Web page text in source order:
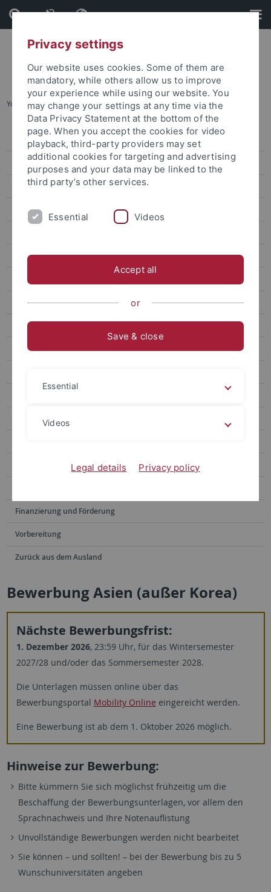
Skip
to
content
Skip
to
footer
You are here: Home ... Bewerbungsverfahren
Ways to go abroad
Internationaler Tag 2026
Erasmus+
Non-European Exchange
Latin America
Asia
Central Asia, the Caucasus and Israel
Erfahrungsberichte
Finanzierung und Förderung
Vorbereitung
Zurück aus dem Ausland
Bewerbung Asien (außer Korea)
Nächste Bewerbungsfrist:
1. Dezember 2026, 23:59 Uhr, für das Wintersemester
2027/28 und/oder das Sommersemester 2028.
Die Unterlagen müssen online über das
Bewerbungsportal Mobility Online eingereicht werden.
Eine Bewerbung ist ab dem 1. Oktober 2026 möglich.
Hinweise zur Bewerbung:
Bitte kümmern Sie sich möglichst frühzeitig um die
Beschaffung der Bewerbungsunterlagen, vor allem den
Sprachnachweis und Ihre Notenauflistung
Unvollständige Bewerbungen werden nicht bearbeitet
Sie können – und sollten! – bei der Bewerbung bis zu 5
Wunschuniversitäten angeben
Privacy settings
Our website uses cookies. Some of them are
mandatory, while others allow us to improve
your experience while using our website. You
may change your settings at any time via the
Data Privacy Statement at the bottom of the
page. When you accept the cookies for video
playback, third-party providers may set
additional cookies for targeting and advertising
purposes and your data may be linked to the
third party’s other services.
Essential Videos
Accept all
or
Save & close
Essential
Videos
Legal details Privacy policy